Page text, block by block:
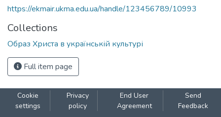
https://ekmair.ukma.edu.ua/handle/123456789/10993
Collections
Образ Христа в українській культурі
Full item page
Cookie
settings
Privacy
policy
End User
Agreement
Send
Feedback